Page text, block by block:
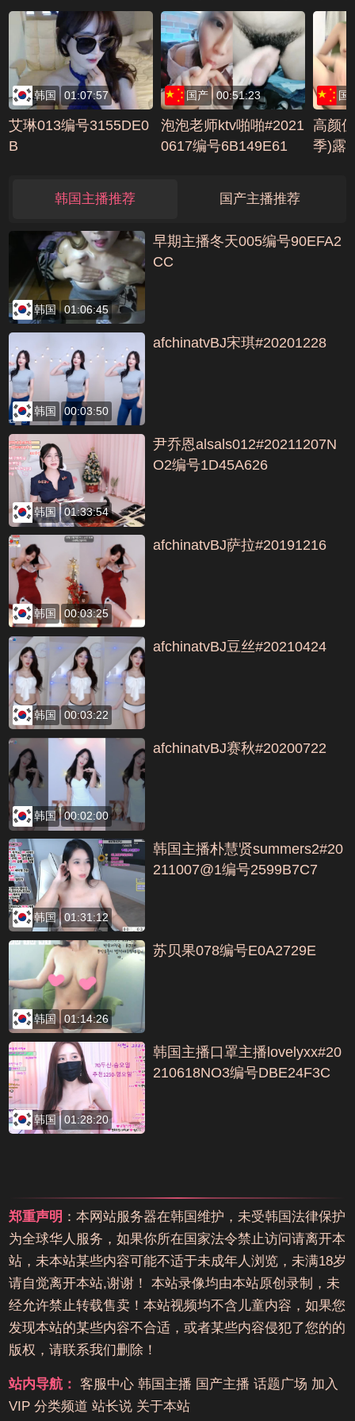
人老婆学者点编号89D
543F7
韩国 01:07:57
艾琳013编号3155DE0
B
国产 00:51:23
泡泡老师ktv啪啪#2021
0617编号6B149E61
国
高颜
季)露
韩国主播推荐 国产主播推荐
韩国 01:06:45
早期主播冬天005编号90EFA2
CC
韩国 00:03:50
afchinatvBJ宋琪#20201228
韩国 01:33:54
尹乔恩alsals012#20211207N
O2编号1D45A626
韩国 00:03:25
afchinatvBJ萨拉#20191216
韩国 00:03:22
afchinatvBJ豆丝#20210424
韩国 00:02:00
afchinatvBJ赛秋#20200722
韩国 01:31:12
韩国主播朴慧贤summers2#20
211007@1编号2599B7C7
韩国 01:14:26
苏贝果078编号E0A2729E
韩国 01:28:20
韩国主播口罩主播lovelyxx#20
210618NO3编号DBE24F3C
郑重声明 ：本网站服务器在韩国维护，未受韩国法律保护
为全球华人服务，如果你所在国家法令禁止访问请离开本
站，未本站某些内容可能不适于未成年人浏览，未满18岁
请自觉离开本站,谢谢！ 本站录像均由本站原创录制，未
经允许禁止转载售卖！本站视频均不含儿童内容，如果您
发现本站的某些内容不合适，或者某些内容侵犯了您的的
版权，请联系我们删除！
站内导航： 客服中心 韩国主播 国产主播 话题广场 加入
VIP 分类频道 站长说 关于本站